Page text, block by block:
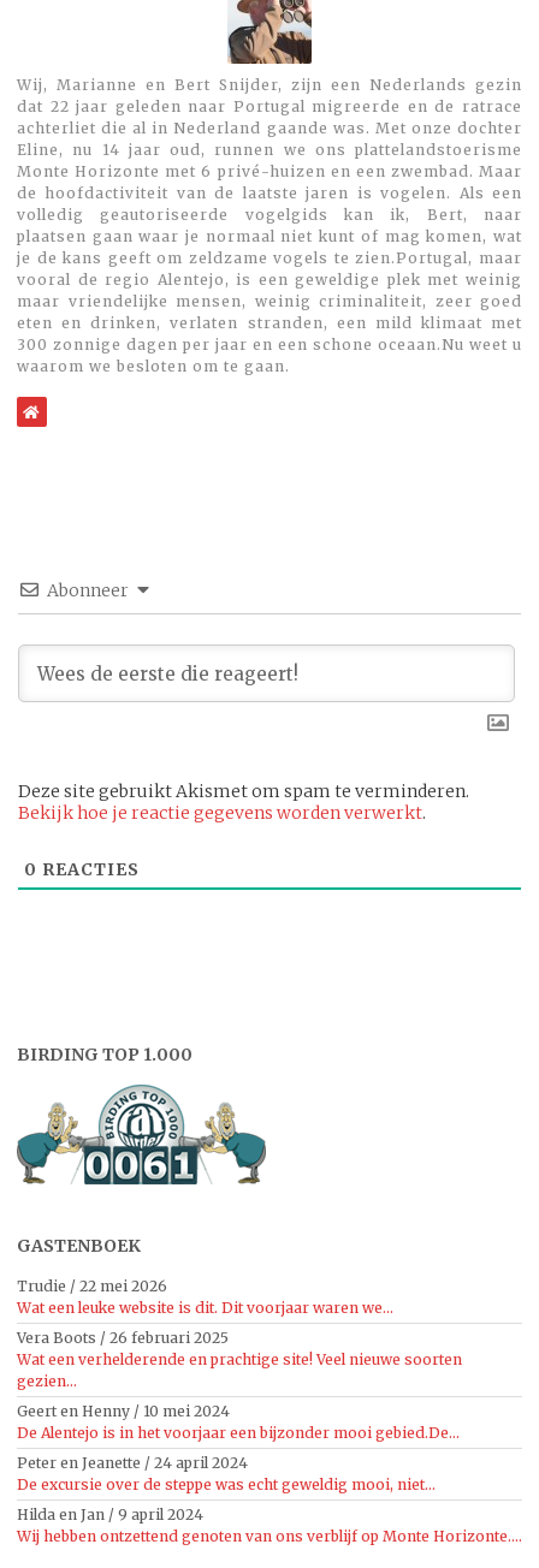
Wij, Marianne en Bert Snijder, zijn een Nederlands gezin
dat 22 jaar geleden naar Portugal migreerde en de ratrace
achterliet die al in Nederland gaande was. Met onze dochter
Eline, nu 14 jaar oud, runnen we ons plattelandstoerisme
Monte Horizonte met 6 privé-huizen en een zwembad. Maar
de hoofdactiviteit van de laatste jaren is vogelen. Als een
volledig geautoriseerde vogelgids kan ik, Bert, naar
plaatsen gaan waar je normaal niet kunt of mag komen, wat
je de kans geeft om zeldzame vogels te zien.Portugal, maar
vooral de regio Alentejo, is een geweldige plek met weinig
maar vriendelijke mensen, weinig criminaliteit, zeer goed
eten en drinken, verlaten stranden, een mild klimaat met
300 zonnige dagen per jaar en een schone oceaan.Nu weet u
waarom we besloten om te gaan.
Abonneer
Deze site gebruikt Akismet om spam te verminderen.
Bekijk hoe je reactie gegevens worden verwerkt.
0 REACTIES
BIRDING TOP 1.000
GASTENBOEK
Trudie / 22 mei 2026
Wat een leuke website is dit. Dit voorjaar waren we...
Vera Boots / 26 februari 2025
Wat een verhelderende en prachtige site! Veel nieuwe soorten
gezien...
Geert en Henny / 10 mei 2024
De Alentejo is in het voorjaar een bijzonder mooi gebied.De...
Peter en Jeanette / 24 april 2024
De excursie over de steppe was echt geweldig mooi, niet...
Hilda en Jan / 9 april 2024
Wij hebben ontzettend genoten van ons verblijf op Monte Horizonte....